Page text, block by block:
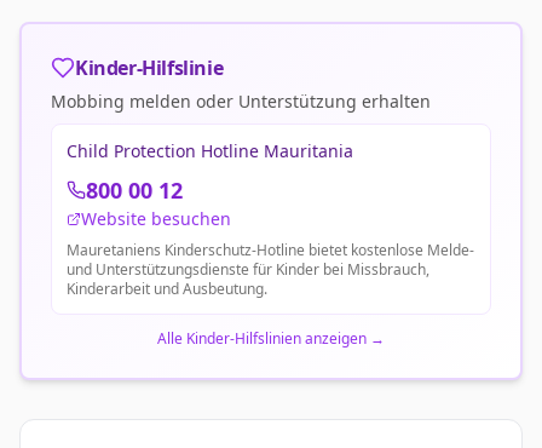
Kinder-Hilfslinie
Mobbing melden oder Unterstützung erhalten
Child Protection Hotline Mauritania
800 00 12
Website besuchen
Mauretaniens Kinderschutz-Hotline bietet kostenlose Melde-
und Unterstützungsdienste für Kinder bei Missbrauch,
Kinderarbeit und Ausbeutung.
Alle Kinder-Hilfslinien anzeigen →